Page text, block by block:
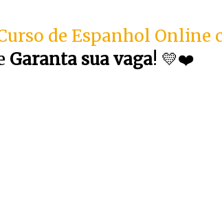
de Espanhol Online
Garanta sua vaga! 💛❤️